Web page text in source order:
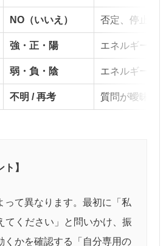
NO（いいえ） 否定、停止、
強・正・陽 エネルギーが
弱・負・陰 エネルギーが
不明 / 再考 質問が曖昧、
ト】
って異なります。最初に「私
てください」と問いかけ、振
くかを確認する「自分専用の